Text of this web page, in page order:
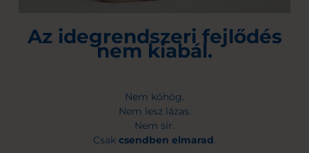
Az idegrendszeri fejlődés
nem kiabál.
Nem köhög.
Nem lesz lázas.
Nem sír.
Csak csendben elmarad.